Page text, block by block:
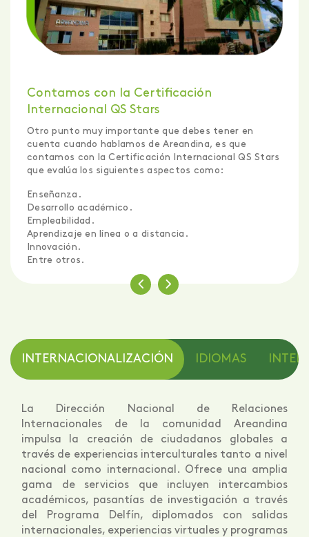
Contamos con la Certificación
Internacional QS Stars
Otro punto muy importante que debes tener en
cuenta cuando hablamos de Areandina, es que
contamos con la Certificación Internacional QS Stars
que evalúa los siguientes aspectos como:
Enseñanza.
Desarrollo académico.
Empleabilidad.
Aprendizaje en línea o a distancia.
Innovación.
Entre otros.
INTERNACIONALIZACIÓN IDIOMAS
La Dirección Nacional de Relaciones
Internacionales de la comunidad Areandina
impulsa la creación de ciudadanos globales a
través de experiencias interculturales tanto a nivel
nacional como internacional. Ofrece una amplia
gama de servicios que incluyen intercambios
académicos, pasantías de investigación a través
del Programa Delfín, diplomados con salidas
internacionales, experiencias virtuales y programas